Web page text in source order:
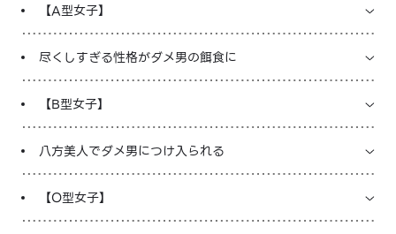
【A型女子】
尽くしすぎる性格がダメ男の餌食に
【B型女子】
八方美人でダメ男につけ入られる
【O型女子】